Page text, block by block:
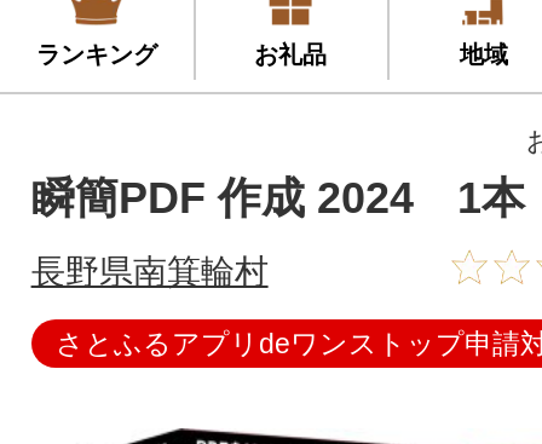
ランキング お礼品 地域
瞬簡PDF 作成 2024 1本
長野県南箕輪村
さとふるアプリdeワンストップ申請